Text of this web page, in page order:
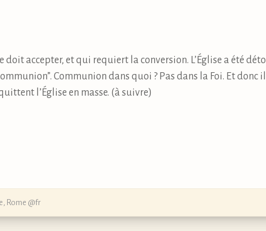
accepter, et qui requiert la conversion. L’Église a été
Communion dans quoi ? Pas dans la Foi. Et donc il
l’Église en masse. (à suivre)
Rome @fr